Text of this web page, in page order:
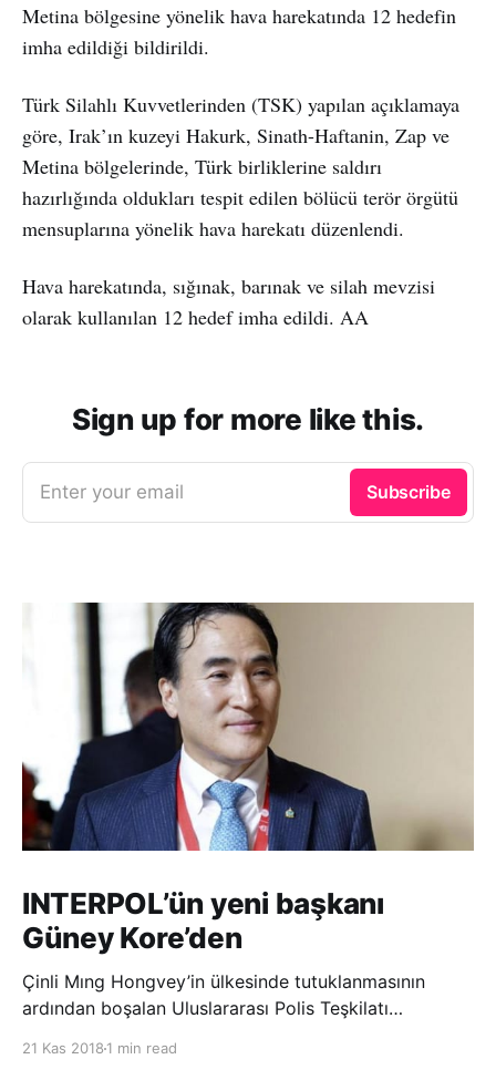
Metina bölgesine yönelik hava harekatında 12 hedefin
imha edildiği bildirildi.
Türk Silahlı Kuvvetlerinden (TSK) yapılan açıklamaya
göre, Irak’ın kuzeyi Hakurk, Sinath-Haftanin, Zap ve
Metina bölgelerinde, Türk birliklerine saldırı
hazırlığında oldukları tespit edilen bölücü terör örgütü
mensuplarına yönelik hava harekatı düzenlendi.
Hava harekatında, sığınak, barınak ve silah mevzisi
olarak kullanılan 12 hedef imha edildi. AA
Sign up for more like this.
Enter your email Subscribe
INTERPOL’ün yeni başkanı
Güney Kore’den
Çinli Mıng Hongvey’in ülkesinde tutuklanmasının
ardından boşalan Uluslararası Polis Teşkilatı
21 Kas 2018 1 min read